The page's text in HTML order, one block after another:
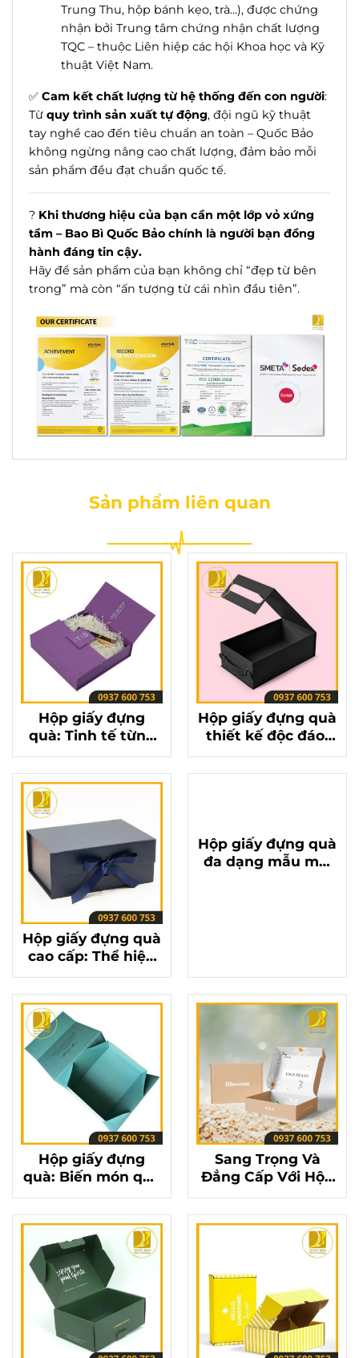
Trung Thu, hộp bánh kẹo, trà...), được chứng
nhận bởi Trung tâm chứng nhận chất lượng
TQC – thuộc Liên hiệp các hội Khoa học và Kỹ
thuật Việt Nam.
✅ Cam kết chất lượng từ hệ thống đến con người:
Từ quy trình sản xuất tự động, đội ngũ kỹ thuật
tay nghề cao đến tiêu chuẩn an toàn – Quốc Bảo
không ngừng nâng cao chất lượng, đảm bảo mỗi
sản phẩm đều đạt chuẩn quốc tế.
? Khi thương hiệu của bạn cần một lớp vỏ xứng
tầm – Bao Bì Quốc Bảo chính là người bạn đồng
hành đáng tin cậy.
Hãy để sản phẩm của bạn không chỉ “đẹp từ bên
trong” mà còn “ấn tượng từ cái nhìn đầu tiên”.
Sản phẩm liên quan
Hộp giấy đựng
quà: Tinh tế từng
đường nét, nâng
tầm món quà của
bạn
Hộp giấy đựng quà
thiết kế độc đáo,
làm say đắm mọi
ánh nhìn
Hộp giấy đựng quà
cao cấp: Thể hiện
sự tinh tế và sang
trọng
Hộp giấy đựng quà
đa dạng mẫu mã,
Hộp giấy đựng
quà: Biến món quà
trở nên ý nghĩa
hơn bao giờ hết
Sang Trọng Và
Đẳng Cấp Với Hộp
Carton Đựng Quà
Quốc Bảo